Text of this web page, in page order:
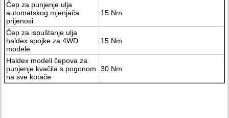
Čep za punjenje ulja
automatskog mjenjača
prijenosi
15 Nm
Čep za ispuštanje ulja
haldex spojke za 4WD
modele
15 Nm
Haldex modeli čepova za
punjenje kvačila s pogonom
na sve kotače
30 Nm